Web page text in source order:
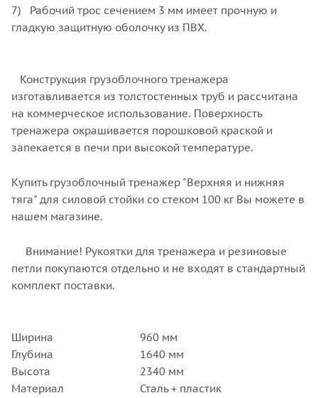
7) Рабочий трос сечением 3 мм имеет прочную и
гладкую защитную оболочку из ПВХ.
Конструкция грузоблочного тренажера
изготавливается из толстостенных труб и рассчитана
на коммерческое использование. Поверхность
тренажера окрашивается порошковой краской и
запекается в печи при высокой температуре.
Купить грузоблочный тренажер "Верхняя и нижняя
тяга" для силовой стойки со стеком 100 кг Вы можете в
нашем магазине.
Внимание! Рукоятки для тренажера и резиновые
петли покупаются отдельно и не входят в стандартный
комплект поставки.
Ширина
960 мм
Глубина
1640 мм
Высота
2340 мм
Материал
Сталь + пластик